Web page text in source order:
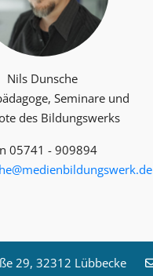
Nils Dunsche
Seminare und
des Bildungswerks
05741 - 909894
29, 32312 Lübbecke